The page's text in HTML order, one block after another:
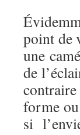
point de
une
de
forme
si